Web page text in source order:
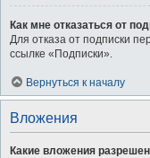
Как мне отказаться от
Для отказа от подписки
ссылке «Подписки».
Вернуться к началу
Вложения
Какие вложения